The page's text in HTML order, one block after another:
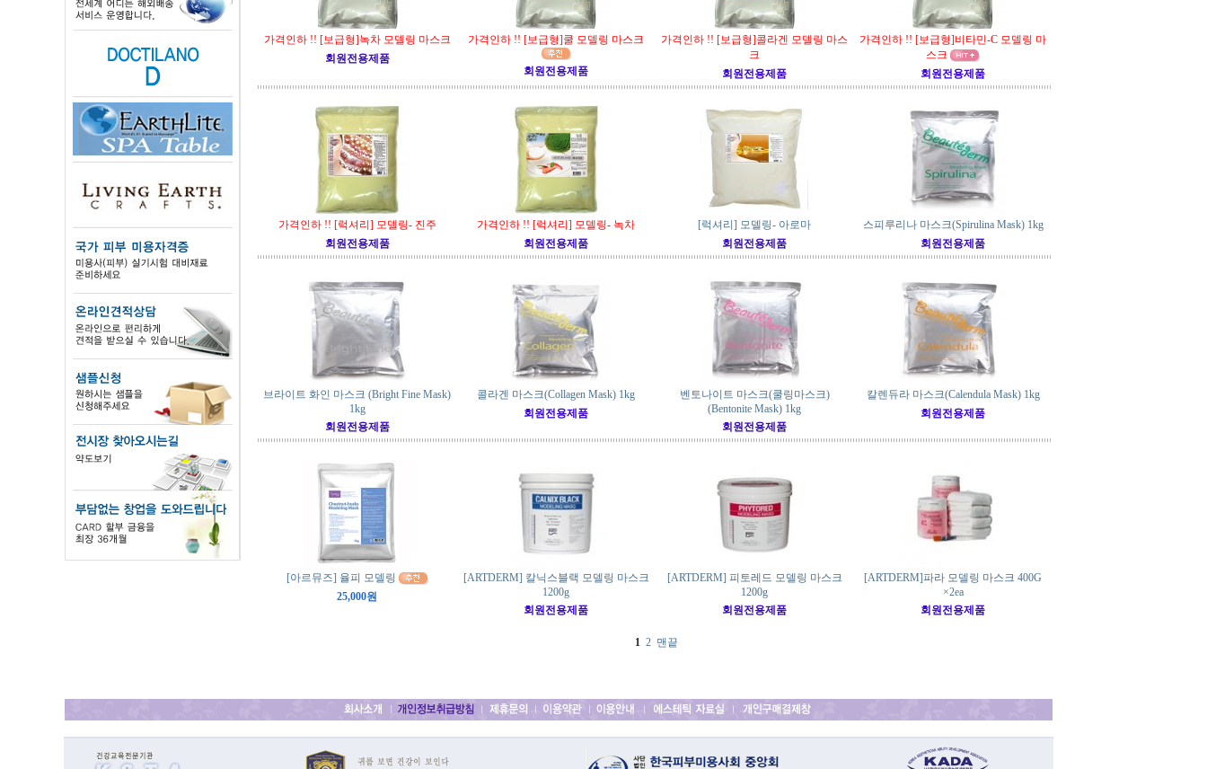
가격인하 !! [보급형]녹차 모델링 마스크
회원전용제품
가격인하 !! [보급형]쿨 모델링 마스크
회원전용제품
가격인하 !! [보급형]콜라겐 모델링 마스
크
회원전용제품
가격인하 !! [보급형]비타민-C 모델링 마
스크
회원전용제품
가격인하 !! [럭셔리] 모델링- 진주
회원전용제품
가격인하 !! [럭셔리] 모델링- 녹차
회원전용제품
[럭셔리] 모델링- 아로마
회원전용제품
스피루리나 마스크(Spirulina Mask) 1kg
회원전용제품
브라이트 화인 마스크 (Bright Fine Mask)
1kg
회원전용제품
콜라겐 마스크(Collagen Mask) 1kg
회원전용제품
벤토나이트 마스크(쿨링마스크)
(Bentonite Mask) 1kg
회원전용제품
칼렌듀라 마스크(Calendula Mask) 1kg
회원전용제품
[아르뮤즈] 율피 모델링
25,000원
[ARTDERM] 칼닉스블랙 모델링 마스크
1200g
회원전용제품
[ARTDERM] 피토레드 모델링 마스크
1200g
회원전용제품
[ARTDERM]파라 모델링 마스크 400G
×2ea
회원전용제품
1 2 맨끝